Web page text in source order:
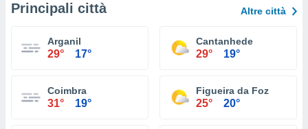
Principali città Altre città
Arganil
29° 17°
Cantanhede
29° 19°
Coimbra
31° 19°
Figueira da Foz
25° 20°